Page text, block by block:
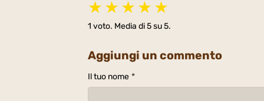
★ ★ ★ ★ ★
1 voto. Media di5su 5.
Aggiungi un commento
Il tuo nome